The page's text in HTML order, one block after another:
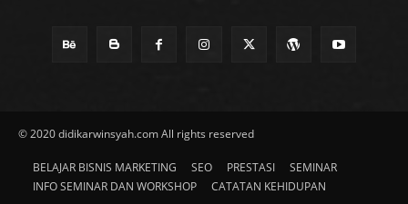
© 2020 didikarwinsyah.com All rights reserved
BELAJAR BISNIS MARKETING SEO PRESTASI
SEMINAR
INFO SEMINAR DAN WORKSHOP
CATATAN KEHIDUPAN